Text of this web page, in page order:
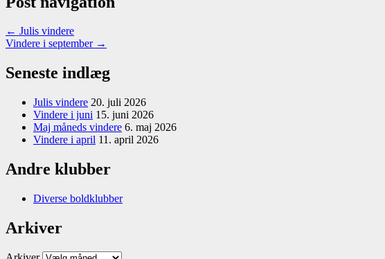
← Julis vindere
Vindere i september →
Seneste indlæg
Julis vindere 20. juli 2026
Vindere i juni 15. juni 2026
Maj måneds vindere 6. maj 2026
Vindere i april 11. april 2026
Andre klubber
Diverse boldklubber
Arkiver